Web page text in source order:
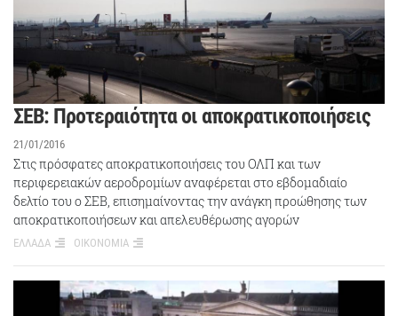
ΣΕΒ: Προτεραιότητα οι αποκρατικοποιήσεις
21/01/2016
Στις πρόσφατες αποκρατικοποιήσεις του ΟΛΠ και των
περιφερειακών αεροδρομίων αναφέρεται στο εβδομαδιαίο
δελτίο του ο ΣΕΒ, επισημαίνοντας την ανάγκη προώθησης των
αποκρατικοποιήσεων και απελευθέρωσης αγορών
ΕΛΛΑΔΑ ΟΙΚΟΝΟΜΙΑ